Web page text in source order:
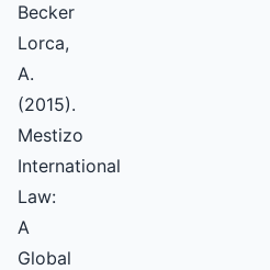
Becker
Lorca,
A.
(2015).
Mestizo
International
Law:
A
Global